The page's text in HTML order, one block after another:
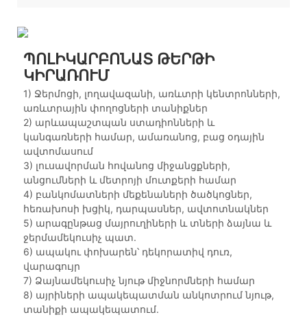
ՊՈԼԻԿԱՐԲՈՆԱՏ ԹԵՐԹԻ
ԿԻՐԱՌՈՒՄ
1) Ջերմոցի, լողավազանի, առևտրի կենտրոնների,
առևտրային փողոցների տանիքներ
2) արևապաշտպան ստադիոնների և
կանգառների համար, ամառանոց, բաց օդային
ավտոմասում
3) լուսավորման հովանոց միջանցքների,
անցումների և մետրոյի մուտքերի համար
4) բանկոմատների մեքենաների ծածկոցներ,
հեռախոսի խցիկ, դարպասներ, ավտոտնակներ
5) արագընթաց մայրուղիների և տների ձայնա և
ջերմամեկուսիչ պատ.
6) ապակու փոխարեն՝ դեկորատիվ դուռ,
վարագույր
7) Ձայնամեկուսիչ նյութ միջնորմների համար
8) այրիների ապակեպատման անկոտրում նյութ,
տանիքի ապակեպատում.